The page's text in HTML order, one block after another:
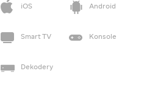
iOS
Android
Smart TV Konsole
Dekodery